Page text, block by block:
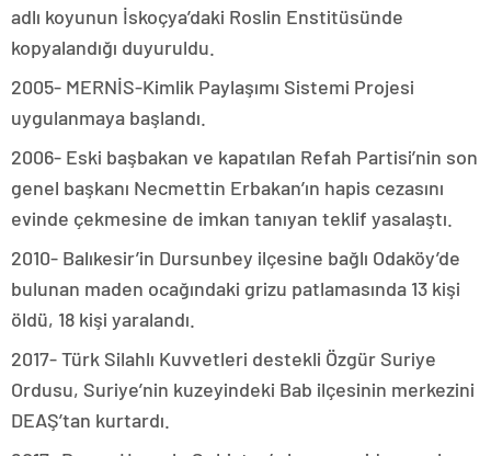
adlı koyunun İskoçya’daki Roslin Enstitüsünde
kopyalandığı duyuruldu.
2005- MERNİS-Kimlik Paylaşımı Sistemi Projesi
uygulanmaya başlandı.
2006- Eski başbakan ve kapatılan Refah Partisi’nin son
genel başkanı Necmettin Erbakan’ın hapis cezasını
evinde çekmesine de imkan tanıyan teklif yasalaştı.
2010- Balıkesir’in Dursunbey ilçesine bağlı Odaköy’de
bulunan maden ocağındaki grizu patlamasında 13 kişi
öldü, 18 kişi yaralandı.
2017- Türk Silahlı Kuvvetleri destekli Özgür Suriye
Ordusu, Suriye’nin kuzeyindeki Bab ilçesinin merkezini
DEAŞ’tan kurtardı.